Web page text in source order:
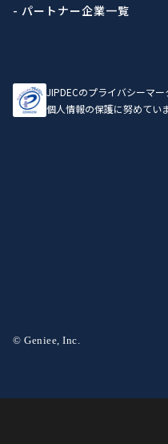
- パートナー企業一覧
JIPDECのプライバシーマー
個人情報の保護に努めていま
© Geniee, Inc.